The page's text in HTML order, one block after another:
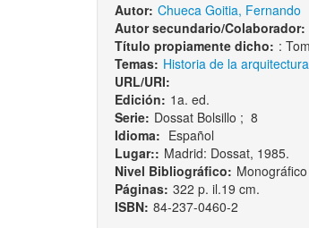
Autor: Chueca Goitia, Fernando
Autor secundario/Colaborador:
Título propiamente dicho: :
Temas: Historia de la arquitectura
URL/URI:
Edición: 1a. ed.
Serie: Dossat Bolsillo ; 8
Idioma: Español
Lugar:: Madrid: Dossat, 1985.
Nivel Bibliográfico: Monográfico
Páginas: 322 p. il.19 cm.
ISBN: 84-237-0460-2